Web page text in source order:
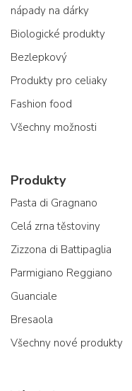
nápady na dárky
Biologické produkty
Bezlepkový
Produkty pro celiaky
Fashion food
Všechny možnosti
Produkty
Pasta di Gragnano
Celá zrna těstoviny
Zizzona di Battipaglia
Parmigiano Reggiano
Guanciale
Bresaola
Všechny nové produkty